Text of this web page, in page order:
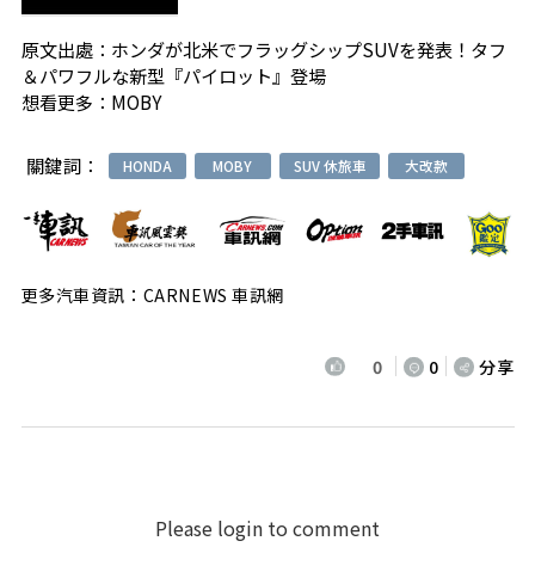
原文出處： ホンダが北米でフラッグシップSUVを発表！タフ
＆パワフルな新型『パイロット』登場
想看更多： MOBY
關鍵詞： HONDA MOBY SUV 休旅車 大改款
更多汽車資訊：CARNEWS 車訊網
0 0 分享
Please login to comment